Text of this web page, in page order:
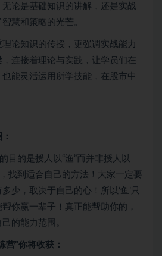
论是基础知识的讲解，还是实战
慧和策略的光芒。
论知识的传授，更强调实战能力
连接着理论与实践，让学员们在
能灵活运用所学技能，在股市中
目的是授人以“渔”而并非授人以
找到适合自己的方法！大家一定要
少，取决于自己的心！所以‘鱼’只
你赢一辈子！真正能帮助你的，
的能力范围。
营”你将收获：